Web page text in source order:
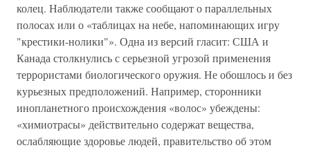
колец. Наблюдатели также сообщают о параллельных
полосах или о «таблицах на небе, напоминающих игру
"крестики-нолики"». Одна из версий гласит: США и
Канада столкнулись с серьезной угрозой применения
террористами биологического оружия. Не обошлось и без
курьезных предположений. Например, сторонники
инопланетного происхождения «волос» убеждены:
«химиотрасы» действительно содержат вещества,
ослабляющие здоровье людей, правительство об этом